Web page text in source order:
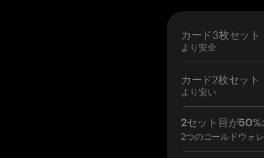
カード3枚セット
より安全
カード2枚セット
より安い
2セット目が50%
2つのコールドウォ